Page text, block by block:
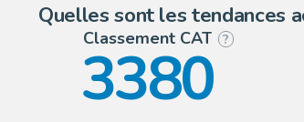
Quelles sont les tendances
Classement CAT ?
3380